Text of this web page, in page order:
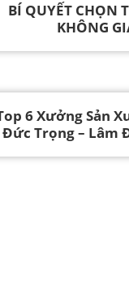
BÍ QUYẾT CHỌN
KHÔNG
6 Xưởng Sản
Đức Trọng – Lâm